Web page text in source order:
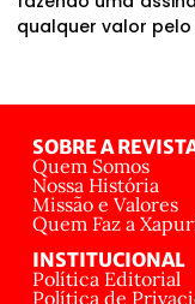
qualquer valor pelo
SOBRE A
Quem Somos
Nossa História
Missão e Valores
Quem Faz a
INSTITUCIONAL
Política Editorial
Política de